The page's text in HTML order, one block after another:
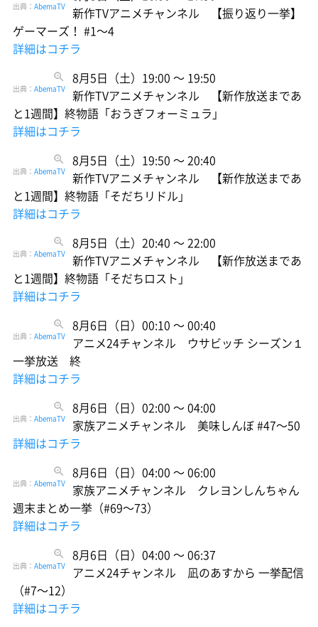
出典： AbemaTV
新作TVアニメチャンネル 【振り返り一挙】
ゲーマーズ！ #1〜4
詳細はコチラ
出典： AbemaTV
8月5日（土）19:00 〜 19:50
新作TVアニメチャンネル 【新作放送まであ
と1週間】終物語「おうぎフォーミュラ」
詳細はコチラ
出典： AbemaTV
8月5日（土）19:50 〜 20:40
新作TVアニメチャンネル 【新作放送まであ
と1週間】終物語「そだちリドル」
詳細はコチラ
出典： AbemaTV
8月5日（土）20:40 〜 22:00
新作TVアニメチャンネル 【新作放送まであ
と1週間】終物語「そだちロスト」
詳細はコチラ
出典： AbemaTV
8月6日（日）00:10 〜 00:40
アニメ24チャンネル ウサビッチ シーズン１
一挙放送 終
詳細はコチラ
出典： AbemaTV
8月6日（日）02:00 〜 04:00
家族アニメチャンネル 美味しんぼ #47〜50
詳細はコチラ
出典： AbemaTV
8月6日（日）04:00 〜 06:00
家族アニメチャンネル クレヨンしんちゃん
週末まとめ一挙（#69〜73）
詳細はコチラ
出典： AbemaTV
8月6日（日）04:00 〜 06:37
アニメ24チャンネル 凪のあすから 一挙配信
（#7〜12）
詳細はコチラ